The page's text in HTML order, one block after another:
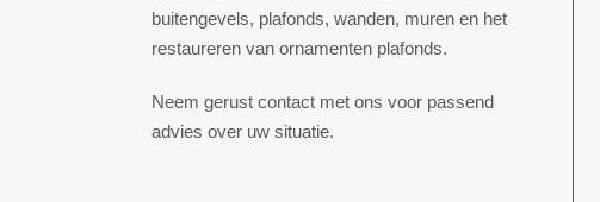
buitengevels, plafonds, wanden, muren en het
restaureren van ornamenten plafonds.
Neem gerust contact met ons voor passend
advies over uw situatie.